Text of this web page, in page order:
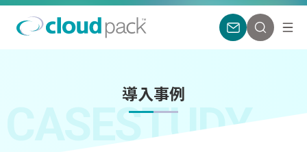
導入事例
CASESTUDY